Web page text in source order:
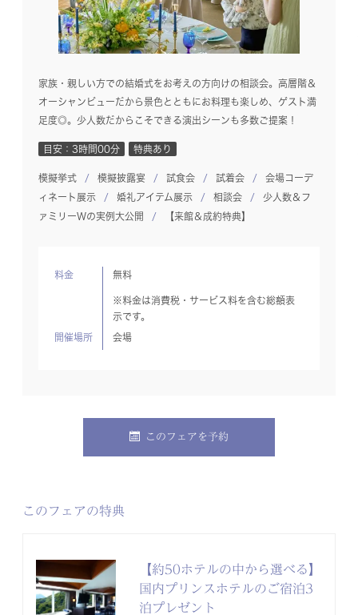
家族・親しい方での結婚式をお考えの方向けの相談会。高層階＆
オーシャンビューだから景色とともにお料理も楽しめ、ゲスト満
足度◎。少人数だからこそできる演出シーンも多数ご提案！
目安：3時間00分 特典あり
模擬挙式 模擬披露宴 試食会 試着会
会場コーデ
ィネート展示
婚礼アイテム展示 相談会
少人数＆フ
ァミリーWの実例大公開
【来館＆成約特典】
料金 無料
※料金は消費税・サービス料を含む総額表
示です。
開催場所 会場
このフェアを予約
このフェアの特典
【約50ホテルの中から選べる】
国内プリンスホテルのご宿泊3
泊プレゼント